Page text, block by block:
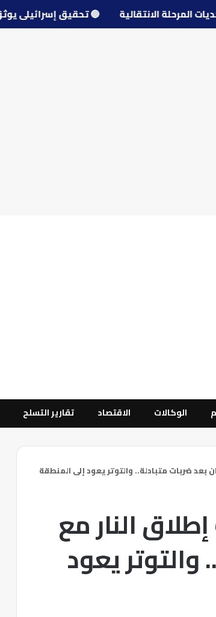
المرحلة الانتقالية 🔵تحقيق
الوكالات الاقتصاد تقارير التسلح
بعد ضربات متبادلة.. والتوتر يعود إلى المنطقة
النار مع
والتوتر يعود